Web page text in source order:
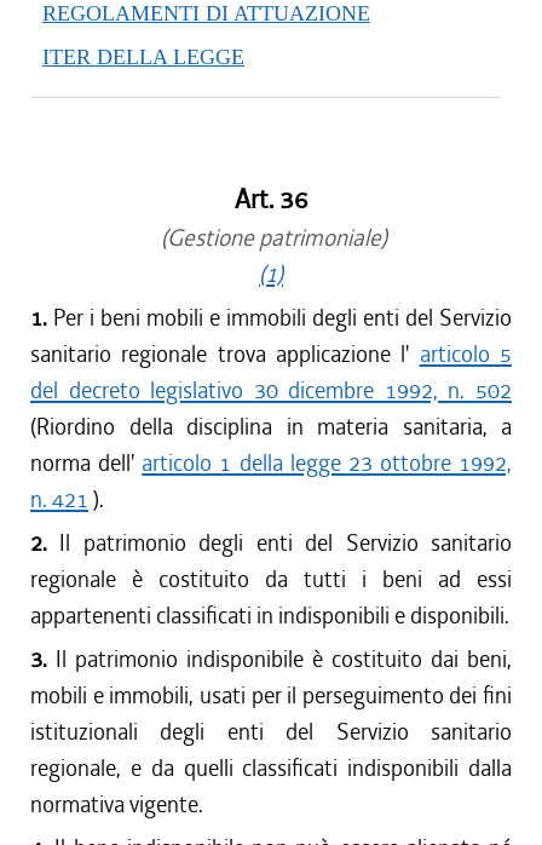
REGOLAMENTI DI ATTUAZIONE
ITER DELLA LEGGE
Art. 36
(Gestione patrimoniale)
(1)
1. Per i beni mobili e immobili degli enti del Servizio
sanitario regionale trova applicazione l' articolo 5
del decreto legislativo 30 dicembre 1992, n. 502
(Riordino della disciplina in materia sanitaria, a
norma dell' articolo 1 della legge 23 ottobre 1992,
n. 421 ).
2. Il patrimonio degli enti del Servizio sanitario
regionale è costituito da tutti i beni ad essi
appartenenti classificati in indisponibili e disponibili.
3. Il patrimonio indisponibile è costituito dai beni,
mobili e immobili, usati per il perseguimento dei fini
istituzionali degli enti del Servizio sanitario
regionale, e da quelli classificati indisponibili dalla
normativa vigente.